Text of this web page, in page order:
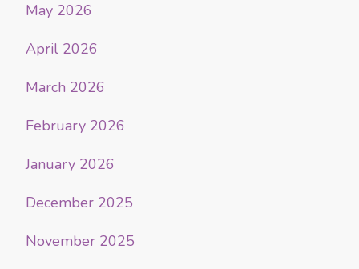
May 2026
April 2026
March 2026
February 2026
January 2026
December 2025
November 2025